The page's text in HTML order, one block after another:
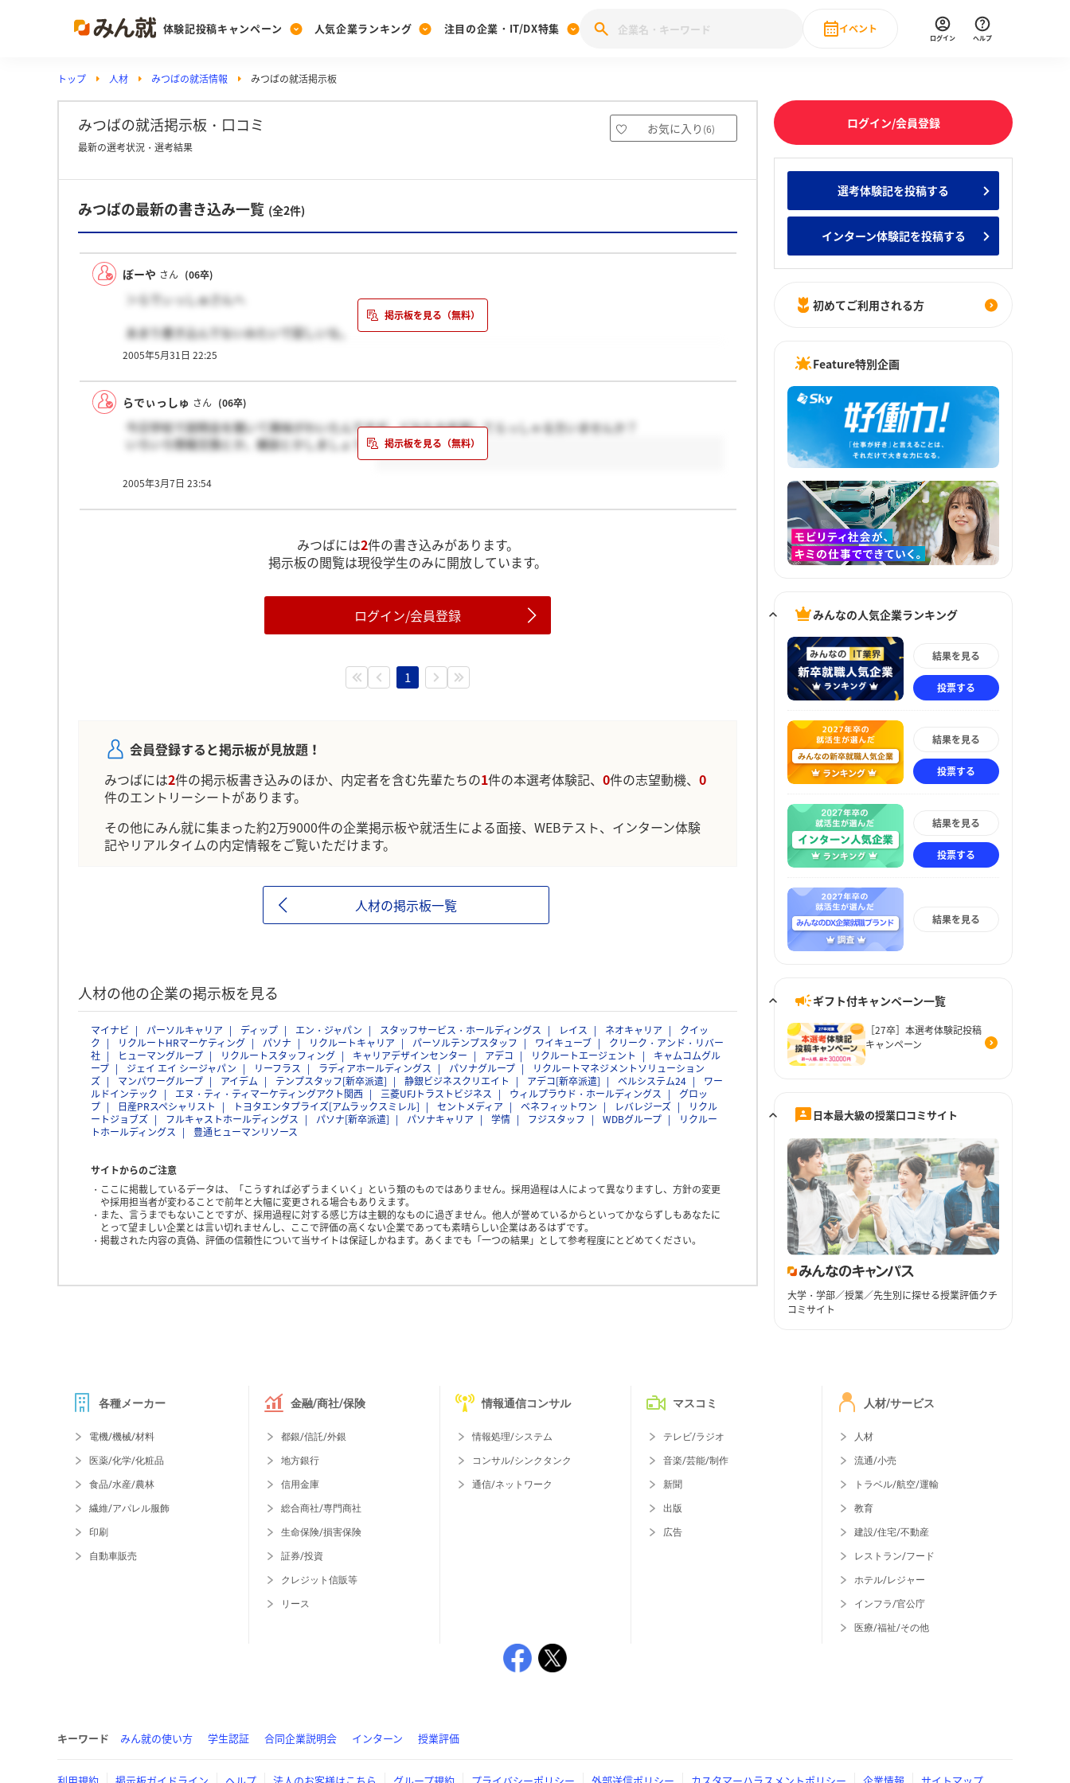
体験記投稿キャンペーン
Post
投稿する
[27卒] 本選考体験記投稿キャンペーン
人気企業ランキング
Ranking
ランキングを見る
Vote
投票する
みんなの新卒就職人気企業ランキング みんなのインターン人気企業ランキ
注目の企業・IT/DX特集
PickUp
注目の企業特集
28卒 IT・DX現場社員インタビュー
動画で知ろう！業界・企業研究
イベント
直近のイベント一覧
ログイン ヘルプ
トップ 人材 みつばの就活情報 みつばの就活掲示板
みつばの就活掲示板・口コミ お気に入り (6)
最新の選考状況・選考結果
みつばの最新の書き込み一覧 (全2件)
ぼーや さん (06卒)
＞らでぃっしゅさんへ
あまり書き込んでないみたいで寂しいな。
らでぃっしゅさんまだみてるかな？
2005年5月31日 22:25
らでぃっしゅ さん (06卒)
今日学校で説明会を聞いて興味がわいたんですが，どなたか志望してらっしゃる方いませんか？
いろいろ情報交換とか，雑談とかしましょう！
2005年3月7日 23:54
みつばには2件の書き込みがあります。
掲示板の閲覧は現役学生のみに開放しています。
ログイン/会員登録
1
会員登録すると掲示板が見放題！
みつばには2件の掲示板書き込みのほか、内定者を含む先輩たちの1件の本選考体験記、 0件の志望動機、 0
件のエントリーシートがあります。
その他にみん就に集まった約2万9000件の企業掲示板や就活生による面接、WEBテスト、インターン体験
記やリアルタイムの内定情報をご覧いただけます。
人材の掲示板一覧
人材の他の企業の掲示板を見る
マイナビ パーソルキャリア ディップ エン・ジャパン スタッフサービス・ホールディングス レイス ネオキャリア
クイッ
ク
リクルートHRマーケティング パソナ リクルートキャリア パーソルテンプスタッフ ワイキューブ
クリーク・アンド・リバー
社
ヒューマングループ リクルートスタッフィング キャリアデザインセンター アデコ リクルートエージェント
キャムコムグル
ープ
ジェイ エイ シージャパン リーフラス ラディアホールディングス パソナグループ
リクルートマネジメントソリューション
ズ
マンパワーグループ アイデム テンプスタッフ[新卒派遣] 静銀ビジネスクリエイト アデコ[新卒派遣] ベルシステム24
ワー
ルドインテック
エヌ・ティ・ティマーケティングアクト関西 三菱UFJトラストビジネス ウィルプラウド・ホールディングス
グロッ
プ
日産PRスペシャリスト トヨタエンタプライズ[アムラックスミレル] セントメディア ベネフィットワン レバレジーズ
リクル
ートジョブズ
フルキャストホールディングス パソナ[新卒派遣] パソナキャリア 学情 フジスタッフ WDBグループ
リクルー
トホールディングス
豊通ヒューマンリソース
サイトからのご注意
ここに掲載しているデータは、「こうすれば必ずうまくいく」という類のものではありません。採用過程は人によって異なりますし、方針の変更
や採用担当者が変わることで前年と大幅に変更される場合もありえます。
また、言うまでもないことですが、採用過程に対する感じ方は主観的なものに過ぎません。他人が誉めているからといってかならずしもあなたに
とって望ましい企業とは言い切れませんし、ここで評価の高くない企業であっても素晴らしい企業はあるはずです。
掲載された内容の真偽、評価の信頼性について当サイトは保証しかねます。あくまでも「一つの結果」として参考程度にとどめてください。
ログイン/会員登録
選考体験記を投稿する
インターン体験記を投稿する
初めてご利用される方
Feature特別企画
みんなの人気企業ランキング
結果を見る
投票する
結果を見る
投票する
結果を見る
投票する
結果を見る
ギフト付キャンペーン一覧
［27卒］本選考体験記投稿
キャンペーン
日本最大級の授業口コミサイト
大学・学部／授業／先生別に探せる授業評価クチ
コミサイト
各種メーカー
電機/機械/材料
医薬/化学/化粧品
食品/水産/農林
繊維/アパレル服飾
印刷
自動車販売
金融/商社/保険
都銀/信託/外銀
地方銀行
信用金庫
総合商社/専門商社
生命保険/損害保険
証券/投資
クレジット信販等
リース
情報通信コンサル
情報処理/システム
コンサル/シンクタンク
通信/ネットワーク
マスコミ
テレビ/ラジオ
音楽/芸能/制作
新聞
出版
広告
人材/サービス
人材
流通/小売
トラベル/航空/運輸
教育
建設/住宅/不動産
レストラン/フード
ホテル/レジャー
インフラ/官公庁
医療/福祉/その他
キーワード みん就の使い方 学生認証 合同企業説明会 インターン 授業評価